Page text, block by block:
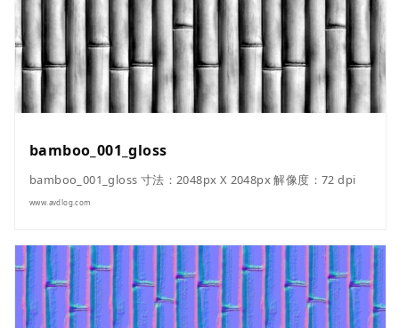
bamboo_001_gloss
bamboo_001_gloss 寸法：2048px X 2048px 解像度：72 dpi
www.avdlog.com